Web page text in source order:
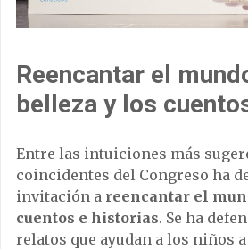
Reencantar el
belleza y los
Entre las intuiciones más
coincidentes del Congreso ha
invitación a reencantar el
cuentos e historias. Se ha
relatos que ayudan a los niños